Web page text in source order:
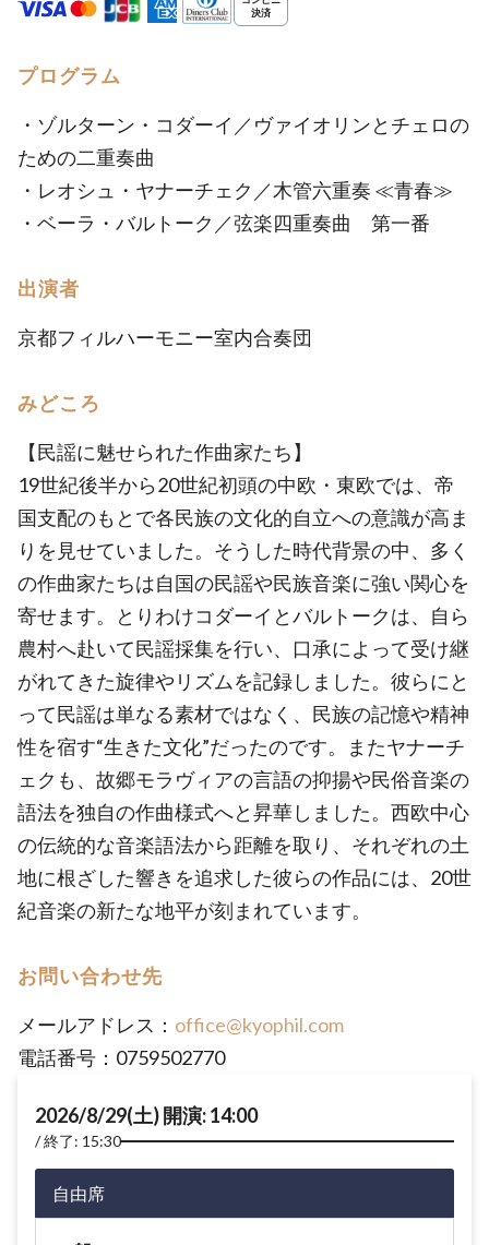
プログラム
・ゾルターン・コダーイ／ヴァイオリンとチェロの
ための二重奏曲
・レオシュ・ヤナーチェク／木管六重奏 ≪青春≫
・ベーラ・バルトーク／弦楽四重奏曲 第一番
出演者
京都フィルハーモニー室内合奏団
みどころ
【民謡に魅せられた作曲家たち】
19世紀後半から20世紀初頭の中欧・東欧では、帝
国支配のもとで各民族の文化的自立への意識が高ま
りを見せていました。そうした時代背景の中、多く
の作曲家たちは自国の民謡や民族音楽に強い関心を
寄せます。とりわけコダーイとバルトークは、自ら
農村へ赴いて民謡採集を行い、口承によって受け継
がれてきた旋律やリズムを記録しました。彼らにと
って民謡は単なる素材ではなく、民族の記憶や精神
性を宿す“生きた文化”だったのです。またヤナーチ
ェクも、故郷モラヴィアの言語の抑揚や民俗音楽の
語法を独自の作曲様式へと昇華しました。西欧中心
の伝統的な音楽語法から距離を取り、それぞれの土
地に根ざした響きを追求した彼らの作品には、20世
紀音楽の新たな地平が刻まれています。
お問い合わせ先
メールアドレス： office@kyophil.com
電話番号：0759502770
2026/8/29(土) 開演: 14:00
終了: 15:30
自由席